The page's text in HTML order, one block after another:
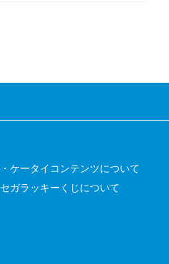
ケータイコンテンツについて
ガラッキーくじについて